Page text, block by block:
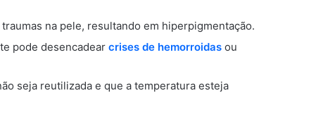
na pele, resultando em hiperpigmentação.
pode desencadear crises de hemorroidas ou
seja reutilizada e que a temperatura esteja